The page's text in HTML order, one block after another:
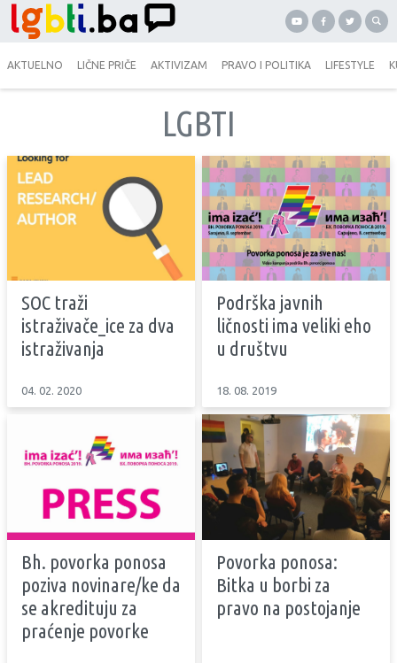
AKTUELNO LIČNE PRIČE AKTIVIZAM PRAVO I POLITIKA LIFESTYLE
LGBTI
SOC traži
istraživače_ice za dva
istraživanja
04. 02. 2020
Podrška javnih
ličnosti ima veliki eho
u društvu
18. 08. 2019
Bh. povorka ponosa
poziva novinare/ke da
se akredituju za
praćenje povorke
Povorka ponosa:
Bitka u borbi za
pravo na postojanje